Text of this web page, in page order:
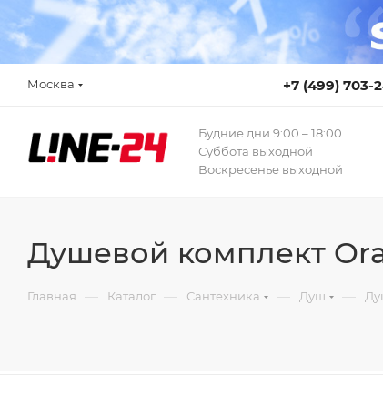
Москва +7 (499) 703-
Будние дни 9:00 – 18:00
Суббота выходной
Воскресенье выходной
Душевой комплект
Главная — Каталог — Сантехника — Душ —